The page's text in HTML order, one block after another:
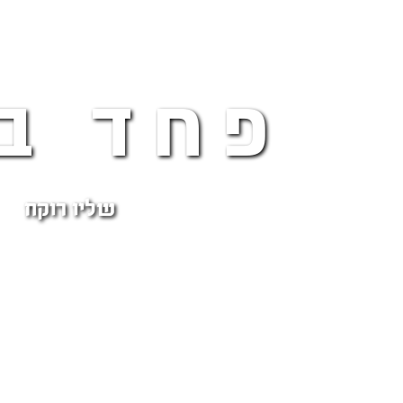
פחד
שליו רוקח